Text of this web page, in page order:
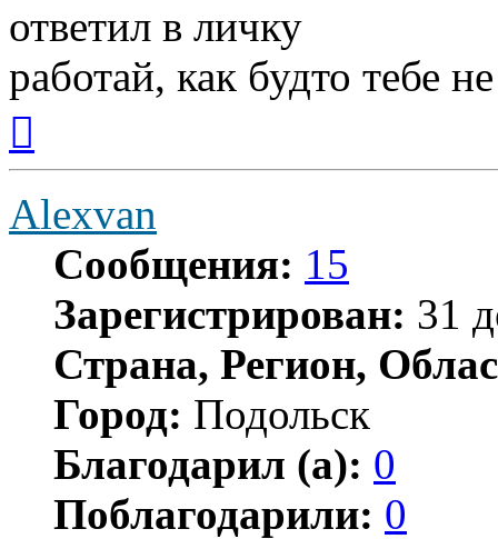
ответил в личку
работай, как будто тебе
началу
Alexvan
Сообщения: 15
Зарегистрирован: 31
Страна, Регион,
Город: Подольск
Благодарил (а): 0
Поблагодарили: 0